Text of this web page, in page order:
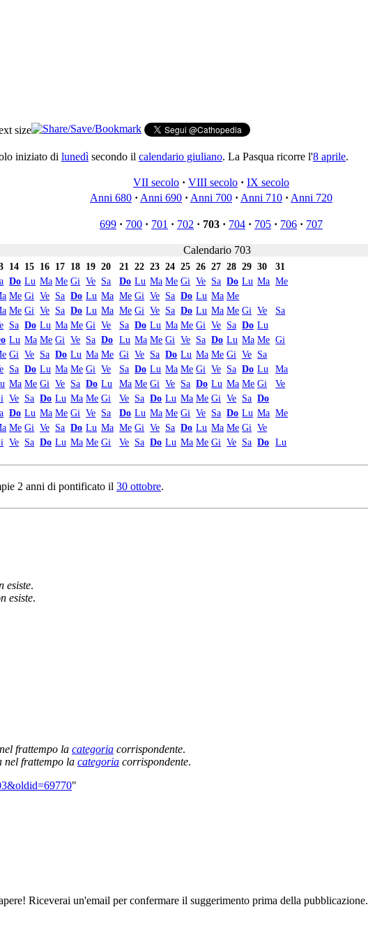
iniziato di lunedì secondo il calendario giuliano. La Pasqua ricorre l'8 aprile.
VII secolo · VIII secolo · IX secolo
Anni 680 · Anni 690 · Anni 700 · Anni 710 · Anni 720
699 · 700 · 701 · 702 · 703 · 704 · 705 · 706 · 707
Calendario 703
14 15 16 17 18 19 20 21 22 23 24 25 26 27 28 29 30
31
Do Lu Ma Me Gi Ve Sa Do Lu Ma Me Gi Ve Sa Do Lu Ma Me
Me Gi Ve Sa Do Lu Ma Me Gi Ve Sa Do Lu Ma Me
Me Gi Ve Sa Do Lu Ma Me Gi Ve Sa Do Lu Ma Me Gi Ve
Sa
Sa Do Lu Ma Me Gi Ve Sa Do Lu Ma Me Gi Ve Sa Do Lu
Lu Ma Me Gi Ve Sa Do Lu Ma Me Gi Ve Sa Do Lu Ma Me Gi
Gi Ve Sa Do Lu Ma Me Gi Ve Sa Do Lu Ma Me Gi Ve Sa
Sa Do Lu Ma Me Gi Ve Sa Do Lu Ma Me Gi Ve Sa Do Lu
Ma
Ma Me Gi Ve Sa Do Lu Ma Me Gi Ve Sa Do Lu Ma Me Gi
Ve
Ve Sa Do Lu Ma Me Gi Ve Sa Do Lu Ma Me Gi Ve Sa Do
Do Lu Ma Me Gi Ve Sa Do Lu Ma Me Gi Ve Sa Do Lu Ma Me
Me Gi Ve Sa Do Lu Ma Me Gi Ve Sa Do Lu Ma Me Gi Ve
Ve Sa Do Lu Ma Me Gi Ve Sa Do Lu Ma Me Gi Ve Sa Do Lu
2 anni di pontificato il 30 ottobre.
esiste.
esiste.
frattempo la categoria corrispondente.
nel frattempo la categoria corrispondente.
"
Riceverai un'email per confermare il suggerimento prima della pubblicazione.